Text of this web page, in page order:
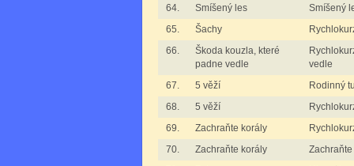
64.
Smíšený les
Smíšený
65.
Šachy
66.
Škoda kouzla, které
padne vedle
vedle
67.
5 věží
Rodinný
68.
5 věží
69.
Zachraňte korály
70.
Zachraňte korály